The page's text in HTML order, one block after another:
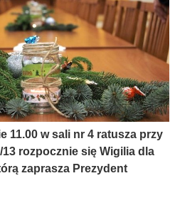
11.00 w sali nr 4 ratusza przy
rozpocznie się Wigilia dla
zaprasza Prezydent